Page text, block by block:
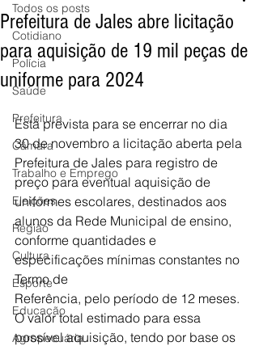
Todos os posts
Cotidiano
Polícia
Saúde
Prefeitura
Câmara
Trabalho e Emprego
Eleições
Região
Cultura
Esporte
Educação
Agropecuária
Prefeitura de Jales abre licitação
para aquisição de 19 mil peças de
uniforme para 2024
Está prevista para se encerrar no dia
30 de novembro a licitação aberta pela
Prefeitura de Jales para registro de
preço para eventual aquisição de
uniformes escolares, destinados aos
alunos da Rede Municipal de ensino,
conforme quantidades e
especificações mínimas constantes no
Termo de
Referência, pelo período de 12 meses.
O valor total estimado para essa
possível aquisição, tendo por base os